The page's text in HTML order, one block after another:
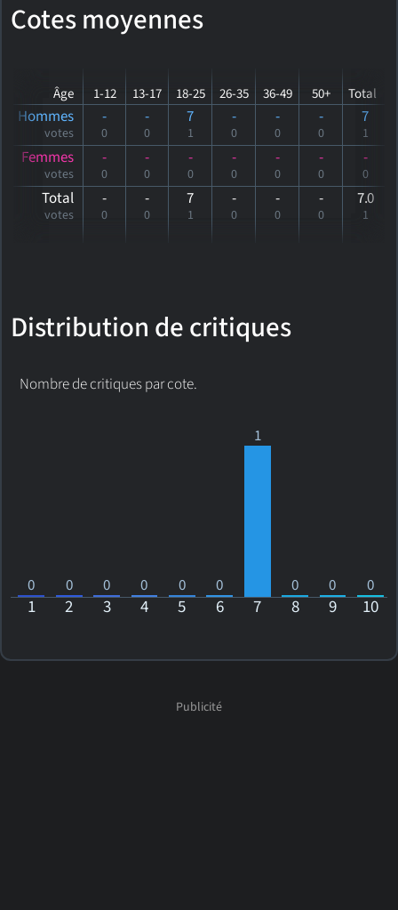
Cotes moyennes
Âge 1-12 13-17 18-25 26-35 36-49 50+ Total
Hommes
votes
-
0
-
0
7
1
-
0
-
0
-
0
7
1
Femmes
votes
-
0
-
0
-
0
-
0
-
0
-
0
-
0
Total
votes
-
0
-
0
7
1
-
0
-
0
-
0
7.0
1
Distribution de critiques
Nombre de critiques par cote.
0 0 0 0 0 0
1
0 0 0
1 2 3 4 5 6 7 8 9 10